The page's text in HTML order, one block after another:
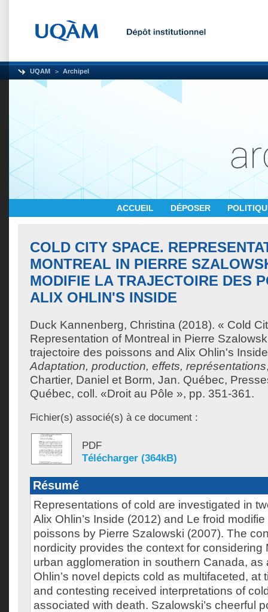
UQAM Archipel
ACCUEIL DÉPOSER
COLD CITY SPACE.
MONTREAL IN PIERRE
MODIFIE LA TRAJECTOIRE DES
ALIX OHLIN'S INSIDE
Duck Kannenberg, Christina (2018). « Cold
Representation of Montreal in Pierre
trajectoire des poissons and Alix Ohlin's
Adaptation, production, effets, représentations
Chartier, Daniel et Borm, Jan. Québec,
Québec, coll. «Droit au Pôle », pp. 351-361.
Fichier(s) associé(s) à ce document :
PDF
Télécharger (364kB)
Résumé
Representations of cold are investigated in
Alix Ohlin’s Inside (2012) and Le froid
poissons by Pierre Szalowski (2007). The
nordicity provides the context for considering
urban agglomeration in southern Canada, as
Ohlin’s novel depicts cold as multifaceted, at
and contesting received interpretations of
associated with death. Szalowski’s cheerful